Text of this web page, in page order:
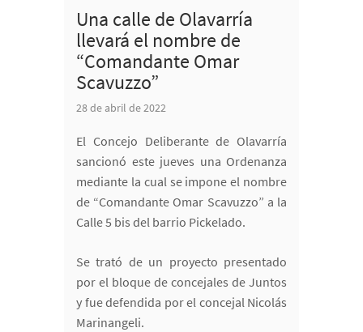
Una calle de Olavarría
llevará el nombre de
“Comandante Omar
Scavuzzo”
28 de abril de 2022
El Concejo Deliberante de Olavarría
sancionó este jueves una Ordenanza
mediante la cual se impone el nombre
de “Comandante Omar Scavuzzo” a la
Calle 5 bis del barrio Pickelado.
Se trató de un proyecto presentado
por el bloque de concejales de Juntos
y fue defendida por el concejal Nicolás
Marinangeli.